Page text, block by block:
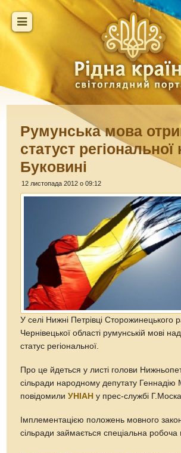
Румунська мова
статуст регіональної
Буковині
12 листопада 2012 о 09:12
У селі Нижні Петрівці Сторожинецького
Чернівецької області румунській мові
статус регіональної.
Про це йдеться у листі голови
сільради народному депутату Геннадію
повідомилиУНІАН у прес-службі
Імплементацією положень мовного
сільради займається спеціальна робоча